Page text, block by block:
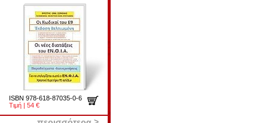
ISBN 978-618-87035-0-6
Τιμή | 54 €